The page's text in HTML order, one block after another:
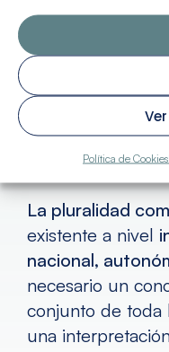
Política de Cookies
La pluralidad
existente a nivel
nacional,
necesario un
conjunto de toda
una